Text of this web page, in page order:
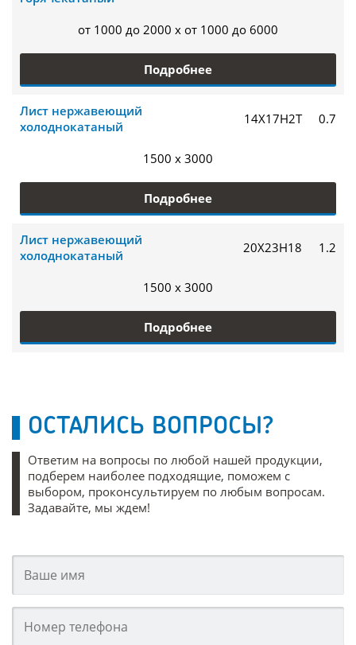
от 1000 до 2000 x от 1000 до 6000
Подробнее
Лист нержавеющий
холоднокатаный
14Х17Н2Т 0.7
1500 x 3000
Подробнее
Лист нержавеющий
холоднокатаный
20Х23Н18 1.2
1500 x 3000
Подробнее
ОСТАЛИСЬ ВОПРОСЫ?
Ответим на вопросы по любой нашей продукции,
подберем наиболее подходящие, поможем с
выбором, проконсультируем по любым вопросам.
Задавайте, мы ждем!